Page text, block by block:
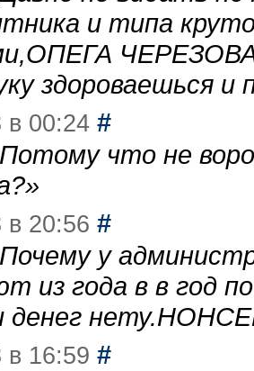
и типа
здороваешься
в 00:24 #
Потому что не
»
в 20:56 #
Почему у
из года в в год
денег
в 16:59 #